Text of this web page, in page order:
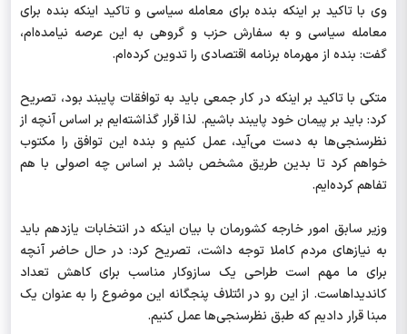
وی با تاکید بر اینکه بنده برای معامله سیاسی و تاکید اینکه بنده برای
معامله سیاسی و به سفارش حزب و گروهی به این عرصه نیامده‌ام،‌
گفت: بنده از مهرماه برنامه اقتصادی را تدوین کرده‌ام.
متکی با تاکید بر اینکه در کار جمعی باید به توافقات پایبند بود، تصریح
کرد: باید بر پیمان خود پایبند باشیم. لذا قرار گذاشته‌ایم بر اساس آنچه از
نظرسنجی‌ها به دست می‌آید، عمل کنیم و بنده این توافق را مکتوب
خواهم کرد تا بدین طریق مشخص باشد بر اساس چه اصولی با هم
تفاهم کرده‌ایم.
وزیر سابق امور خارجه کشورمان با بیان اینکه در انتخابات یازدهم باید
به نیازهای مردم کاملا توجه داشت، تصریح کرد: در حال حاضر آنچه
برای ما مهم است طراحی یک سازوکار مناسب برای کاهش تعداد
کاندیداهاست. از این رو در ائتلاف پنجگانه این موضوع را به عنوان یک
مبنا قرار دادیم که طبق نظرسنجی‌ها عمل کنیم.